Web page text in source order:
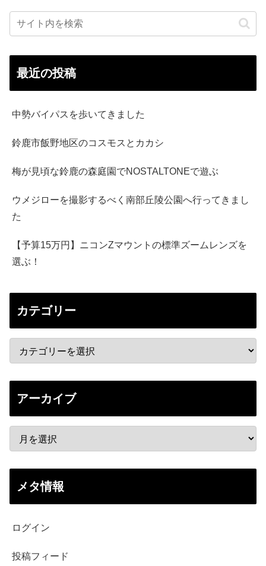
最近の投稿
中勢バイパスを歩いてきました
鈴鹿市飯野地区のコスモスとカカシ
梅が見頃な鈴鹿の森庭園でNOSTALTONEで遊ぶ
ウメジローを撮影するべく南部丘陵公園へ行ってきまし
た
【予算15万円】ニコンZマウントの標準ズームレンズを
選ぶ！
カテゴリー
アーカイブ
メタ情報
ログイン
投稿フィード